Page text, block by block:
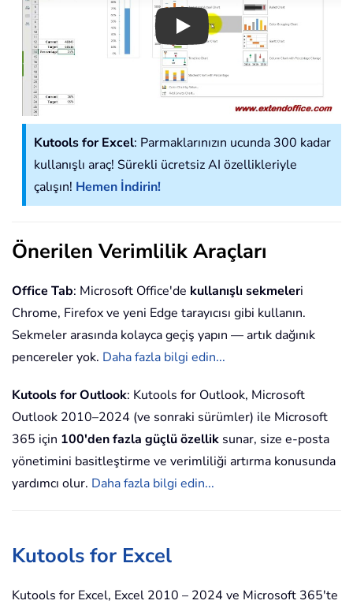
Play
Kutools for Excel: Parmaklarınızın ucunda 300 kadar
kullanışlı araç! Sürekli ücretsiz AI özellikleriyle
çalışın! Hemen İndirin!
Önerilen Verimlilik Araçları
Office Tab: Microsoft Office'de kullanışlı sekmeleri
Chrome, Firefox ve yeni Edge tarayıcısı gibi kullanın.
Sekmeler arasında kolayca geçiş yapın — artık dağınık
pencereler yok. Daha fazla bilgi edin...
Kutools for Outlook: Kutools for Outlook, Microsoft
Outlook 2010–2024 (ve sonraki sürümler) ile Microsoft
365 için 100'den fazla güçlü özellik sunar, size e-posta
yönetimini basitleştirme ve verimliliği artırma konusunda
yardımcı olur. Daha fazla bilgi edin...
Kutools for Excel
Kutools for Excel, Excel 2010 – 2024 ve Microsoft 365'te